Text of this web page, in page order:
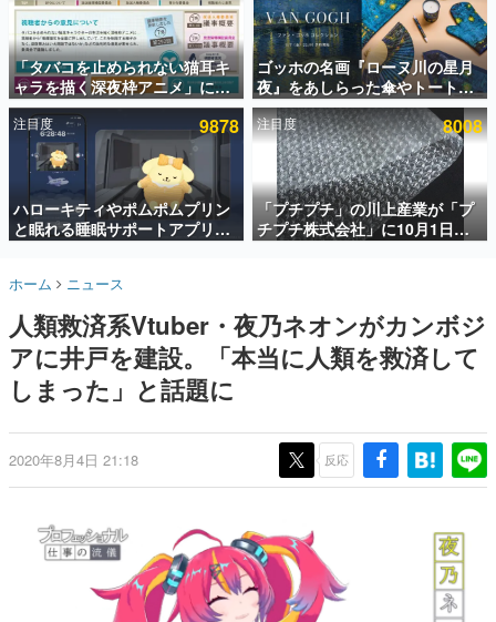
ゲームの企画書
名作ゲームクリエイターの方々に製作時のエピソードをお
聞きし、ヒットする企画（ゲーム）とは何か？を探ってい
きます。
赫本
この物語を解いてはいけない。『赫本』は、〈試験問題〉
の形をした短編ホラー小説集です。
新世代に訊く
これからのデジタルゲーム市場を担う若きクリエイター達
の姿を追い、彼らのルーツと情熱を探っていきます。
ゲームに多大な影響を受けた作家さんに取材し、ゲームが
日本のコンテンツ産業やカルチャーに与えた影響を探る企
画です。
日本モバイルゲーム産業史
日本のモバイルゲーム史における主要なトピック・タイト
ルを網羅するほか、開発者へのインタビューや識者による
若ゲのいたり〜ゲームクリエイターの青春〜
『うつヌケ』『ペンと箸』等で知られるマンガ家・田中圭
一先生によるゲーム業界レポートマンガです。
なんでゲームは面白い？
ゲーム開発者・hamatsu氏がゲームの魅力を画面や操作の
具体的な形から解き明かしていく、硬派で骨太な評論連載
です。
「タバコを止められない猫耳キ
ャラを描く深夜枠アニメ」に視
聴者の一部から批判意見。違法
薬物の使用と思しき描写も含め
て、BPOが議論を交わす
ゴッホの名画『ローヌ川の星月
夜』をあしらった傘やトートバ
ッグなどが登場。8月7日21時よ
り2日間限定で予約販売
注目度 9878
ハローキティやポムポムプリン
と眠れる睡眠サポートアプリ
『ゆめたび』が配信中。キャラ
ムも搭載
注目度 8008
「プチプチ」の川上産業が「プ
チプチ株式会社」に10月1日よ
り社名変更へ。創業58年で初め
ホーム ニュース
人類救済系Vtuber・夜乃ネオンがカンボジ
アに井戸を建設。「本当に人類を救済して
しまった」と話題に
2020年8月4日 21:18 反応